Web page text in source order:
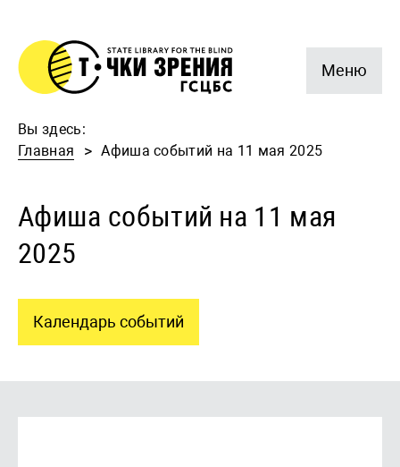
Меню
Вы здесь:
Главная
Афиша событий на 11 мая 2025
Афиша событий на 11 мая
2025
Календарь событий